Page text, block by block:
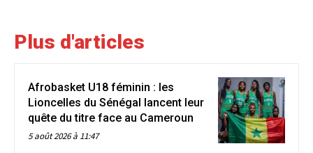
Plus d'articles
Afrobasket U18 féminin : les
Lioncelles du Sénégal lancent leur
quête du titre face au Cameroun
5 août 2026 à 11:47